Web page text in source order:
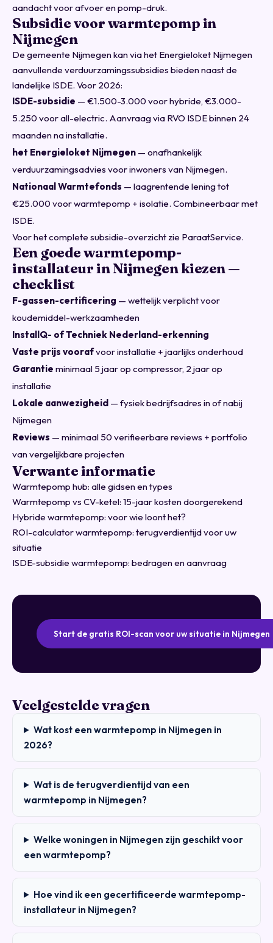
aandacht voor afvoer en pomp-druk.
Subsidie voor warmtepomp in
Nijmegen
De gemeente Nijmegen kan via het Energieloket Nijmegen
aanvullende verduurzamingssubsidies bieden naast de
landelijke ISDE. Voor 2026:
ISDE-subsidie — €1.500-3.000 voor hybride, €3.000-
5.250 voor all-electric. Aanvraag via RVO ISDEbinnen 24
maanden na installatie.
het Energieloket Nijmegen — onafhankelijk
verduurzamingsadvies voor inwoners van Nijmegen.
Nationaal Warmtefonds — laagrentende lening tot
€25.000 voor warmtepomp + isolatie. Combineerbaar met
ISDE.
Voor het complete subsidie-overzicht zie ParaatService.
Een goede warmtepomp-
installateur in Nijmegen kiezen —
checklist
F-gassen-certificering — wettelijk verplicht voor
koudemiddel-werkzaamheden
InstallQ- of Techniek Nederland-erkenning
Vaste prijs voorafvoor installatie + jaarlijks onderhoud
Garantie minimaal 5 jaar op compressor, 2 jaar op
installatie
Lokale aanwezigheid — fysiek bedrijfsadres in of nabij
Nijmegen
Reviews — minimaal 50 verifieerbare reviews + portfolio
van vergelijkbare projecten
Verwante informatie
Warmtepomp hub: alle gidsen en types
Warmtepomp vs CV-ketel: 15-jaar kosten doorgerekend
Hybride warmtepomp: voor wie loont het?
ROI-calculator warmtepomp: terugverdientijd voor uw
situatie
ISDE-subsidie warmtepomp: bedragen en aanvraag
Start de gratis ROI-scan voor uw situatie in Nijmegen
Veelgestelde vragen
Wat kost een warmtepomp in Nijmegen in
2026?
Wat is de terugverdientijd van een
warmtepomp in Nijmegen?
Welke woningen in Nijmegen zijn geschikt voor
een warmtepomp?
Hoe vind ik een gecertificeerde warmtepomp-
installateur in Nijmegen?